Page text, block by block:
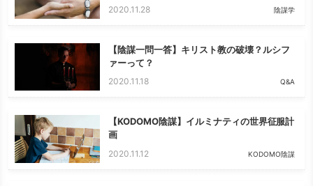
2020.11.28 陰謀学
【陰謀一問一答】キリスト教の破壊？ルシフ
ァーって？
2020.11.18 Q&A
【KODOMO陰謀】イルミナティの世界征服計
画
2020.11.12 KODOMO陰謀